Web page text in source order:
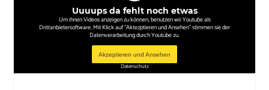
Uuuups da fehlt noch etwas
Um ihnen Videos anzeigen zu können, benutzen wir Youtube als
Drittanbietersoftware. Mit Klick auf "Aktezptieren und Ansehen" stimmen sie der
Datenverarbeitung durch Youtube zu.
Akzeptieren und Ansehen
Datenschutz